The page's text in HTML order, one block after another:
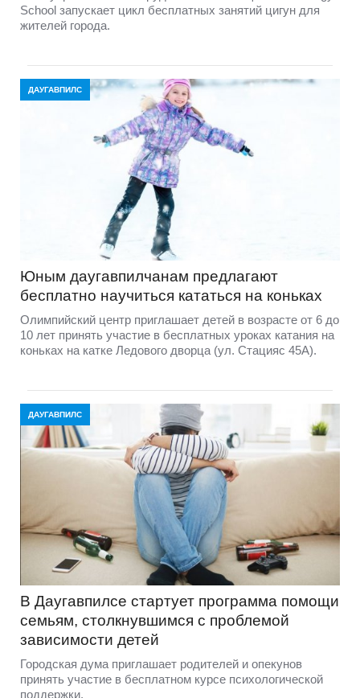
School запускает цикл бесплатных занятий цигун для
жителей города.
ДАУГАВПИЛС
Юным даугавпилчанам предлагают
бесплатно научиться кататься на коньках
Олимпийский центр приглашает детей в возрасте от 6 до
10 лет принять участие в бесплатных уроках катания на
коньках на катке Ледового дворца (ул. Стацияс 45A).
ДАУГАВПИЛС
В Даугавпилсе стартует программа помощи
семьям, столкнувшимся с проблемой
зависимости детей
Городская дума приглашает родителей и опекунов
принять участие в бесплатном курсе психологической
поддержки.